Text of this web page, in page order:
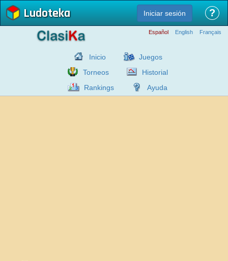
Ludoteka Iniciar sesión ?
Español English Français
Inicio
Juegos
Torneos
Historial
Rankings
Ayuda